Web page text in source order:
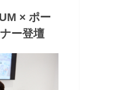
× ポー
ー登壇